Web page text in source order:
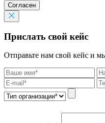
Согласен
Прислать свой кейс
Отправьте нам свой кейс и